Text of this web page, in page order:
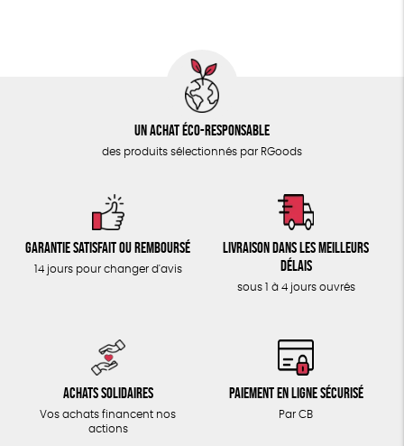
Un achat éco-responsable
des produits sélectionnés par RGoods
Garantie satisfait ou remboursé
14 jours pour changer d'avis
Livraison dans les meilleurs
délais
sous 1 à 4 jours ouvrés
Achats solidaires
Vos achats financent nos
actions
Paiement en ligne sécurisé
Par CB